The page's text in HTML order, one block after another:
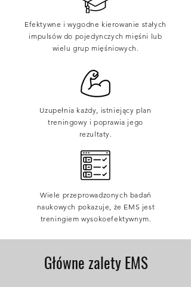
Efektywne i wygodne kierowanie stałych
impulsów do pojedynczych mięśni lub
wielu grup mięśniowych.
Uzupełnia każdy, istniejący plan
treningowy i poprawia jego
rezultaty.
Wiele przeprowadzonych badań
naukowych pokazuje, że EMS jest
treningiem wysokoefektywnym.
Główne zalety EMS